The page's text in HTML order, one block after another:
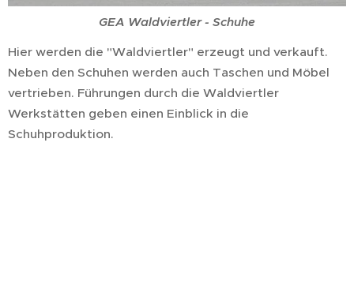
GEA Waldviertler - Schuhe
Hier werden die "Waldviertler" erzeugt und verkauft.
Neben den Schuhen werden auch Taschen und Möbel
vertrieben. Führungen durch die Waldviertler
Werkstätten geben einen Einblick in die
Schuhproduktion.